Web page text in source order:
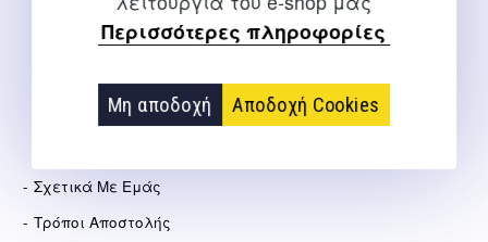
Περισσότερες πληροφορίες
Μη αποδοχή Αποδοχή Cookies
info@salto.gr
Σχετικά Με Εμάς
Τρόποι Αποστολής